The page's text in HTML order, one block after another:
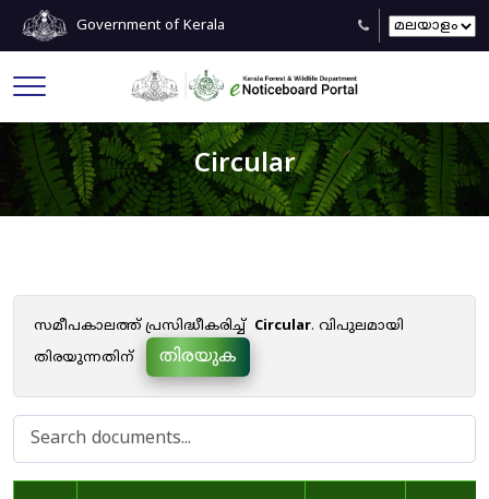
Government of Kerala
Circular
സമീപകാലത്ത് പ്രസിദ്ധീകരിച്ച് Circular. വിപുലമായി
തിരയുന്നതിന്
തിരയുക